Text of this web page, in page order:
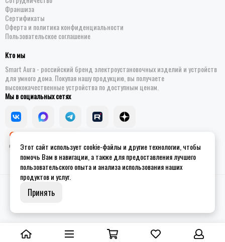
Франшиза
Сертификаты
Оферта и политика конфиденциальности
Пользовательское соглашение
Кто мы
Smart Aura - российский бренд электроустановочных изделий и устройств
для умного дома. Покупая нашу продукцию, вы получаете
высококачественные устройства по доступным ценам.
Мы в социальных сетях
2026 © Smart Aura - устройства для умного дома.
Этот сайт использует cookie-файлы и другие технологии, чтобы
помочь Вам в навигации, а также для предоставления лучшего
пользовательского опыта и анализа использования наших
продуктов и услуг.
Принять